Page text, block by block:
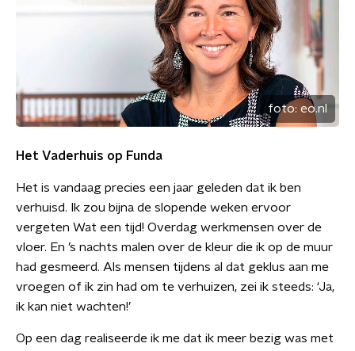
foto: eo.nl
Het Vaderhuis op Funda
Het is vandaag precies een jaar geleden dat ik ben
verhuisd. Ik zou bijna de slopende weken ervoor
vergeten Wat een tijd! Overdag werkmensen over de
vloer. En ’s nachts malen over de kleur die ik op de muur
had gesmeerd. Als mensen tijdens al dat geklus aan me
vroegen of ik zin had om te verhuizen, zei ik steeds: ‘Ja,
ik kan niet wachten!’
Op een dag realiseerde ik me dat ik meer bezig was met